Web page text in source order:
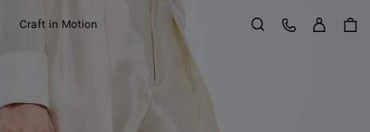
Craft in Motion Rechercher
Service ClientSe